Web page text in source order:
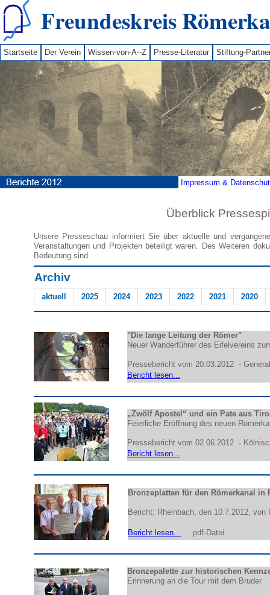
Freundeskreis
Impressum &
Startseite Der Verein Wissen-von-A--Z Presse-Literatur Stiftung-
Überblick
Unsere Presseschau informiert Sie über aktuelle und
Veranstaltungen und Projekten beteiligt waren. Des Weiteren
Bedeutung sind.
Bronzeplatten für den Römerkanal in
Bericht: Rheinbach, den 10.7.2012, von
Bericht lesen... pdf-Datei
"Die lange Leitung der Römer"
Neuer Wanderführer des Eifelvereins
Pressebericht vom 20.03.2012 -
Bericht lesen...
„Zwölf Apostel“ und ein Pate aus
Feierliche Eröffnung des neuen
Pressebericht vom 02.06.2012 -
Bericht lesen...
Bronzepalette zur historischen
Erinnerung an die Tour mit dem Bruder
Archiv
aktuell 2025 2024 2023 2022 2021 2020